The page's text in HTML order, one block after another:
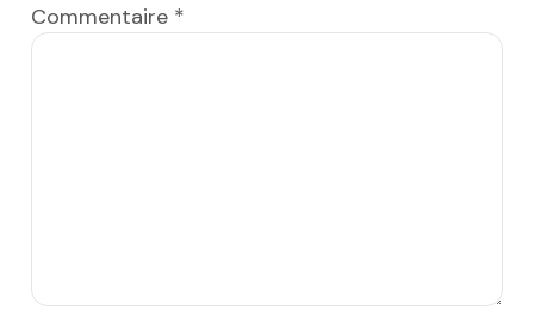
Commentaire *